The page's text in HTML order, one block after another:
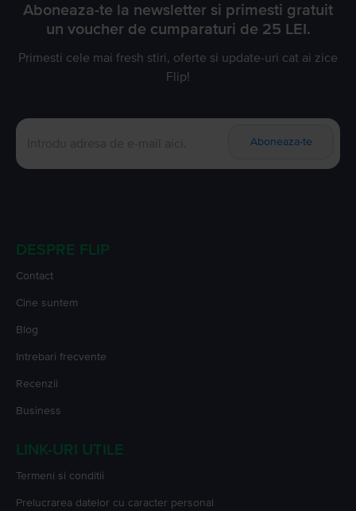
Aboneaza-te la newsletter si primesti gratuit
un voucher de cumparaturi de 25 LEI.
Primesti cele mai fresh stiri, oferte si update-uri cat ai zice
Flip!
Aboneaza-te
DESPRE FLIP
Contact
Cine suntem
Blog
Intrebari frecvente
Recenzii
Business
LINK-URI UTILE
Termeni si conditii
Prelucrarea datelor cu caracter personal